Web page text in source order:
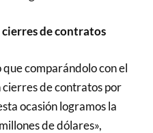
de contratos
comparándolo con el
de contratos por
ocasión logramos la
de dólares»,